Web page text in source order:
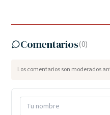
Comentarios(0)
Los comentarios son moderados